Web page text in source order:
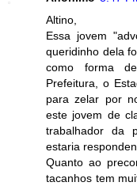
Altino,
Essa jovem
queridinho dela
como forma
Prefeitura, o
para zelar por
este jovem de
trabalhador da
estaria
Quanto ao
tacanhos tem